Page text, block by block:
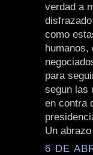
verdad a
como
humanos,
para
segun las
en contra
Un
6 DE